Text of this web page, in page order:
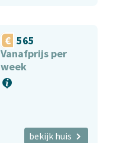
565
Vanafprijs per
week
bekijk huis